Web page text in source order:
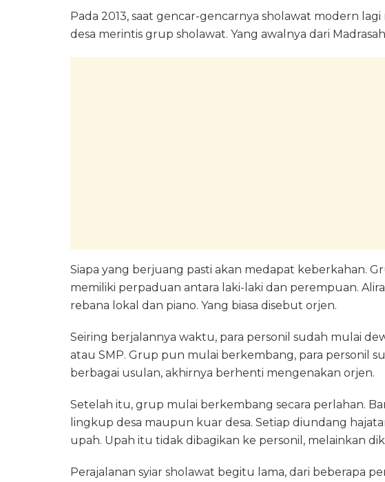
Pada 2013, saat gencar-gencarnya sholawat modern
desa merintis grup sholawat. Yang awalnya dari
Siapa yang berjuang pasti akan medapat keberkahan.
memiliki perpaduan antara laki-laki dan perempuan.
rebana lokal dan piano. Yang biasa disebut orjen.
Seiring berjalannya waktu, para personil sudah mulai
atau SMP. Grup pun mulai berkembang, para personil
berbagai usulan, akhirnya berhenti mengenakan orjen.
Setelah itu, grup mulai berkembang secara perlahan.
lingkup desa maupun kuar desa. Setiap diundang
upah. Upah itu tidak dibagikan ke personil, melainkan
Perajalanan syiar sholawat begitu lama, dari beberapa